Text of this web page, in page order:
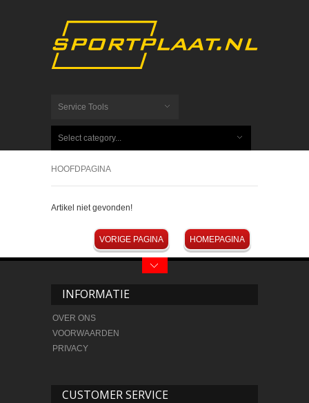
Service Tools
Select category...
HOOFDPAGINA
Artikel niet gevonden!
HOMEPAGINA
VORIGE PAGINA
INFORMATIE
OVER ONS
VOORWAARDEN
PRIVACY
CUSTOMER SERVICE